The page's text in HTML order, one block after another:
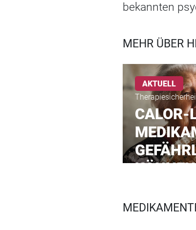
bekannten
MEHR ÜBER
AKTUELL
CALOR-
KÖNNEN